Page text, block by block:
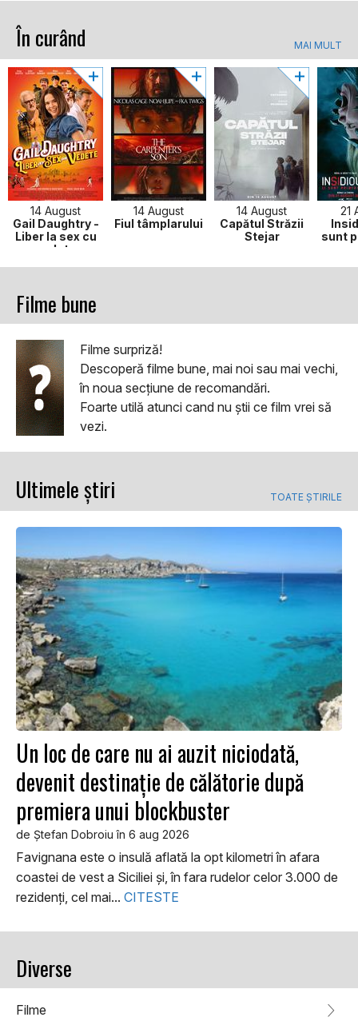
În curând MAI MULT
14 August
Gail Daughtry -
Liber la sex cu
vedete
14 August
Fiul tâmplarului
14 August
Capătul Străzii
Stejar
21
sunt
Filme bune
Filme surpriză!
Descoperă filme bune, mai noi sau mai vechi,
în noua secțiune de recomandări.
Foarte utilă atunci cand nu ştii ce film vrei să
vezi.
Ultimele știri TOATE ȘTIRILE
Un loc de care nu ai auzit niciodată,
devenit destinaţie de călătorie după
premiera unui blockbuster
de Ştefan Dobroiu în 6 aug 2026
Favignana este o insulă aflată la opt kilometri în afara
coastei de vest a Siciliei şi, în fara rudelor celor 3.000 de
rezidenţi, cel mai... CITESTE
Diverse
Filme